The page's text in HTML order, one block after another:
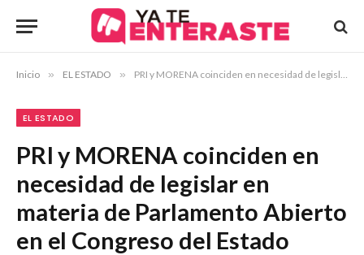
Inicio » EL ESTADO » PRI y MORENA coinciden en necesidad de legislar en materia de Parlamento Abierto en el Congreso del Estado
EL ESTADO
PRI y MORENA coinciden en
necesidad de legislar en
materia de Parlamento Abierto
en el Congreso del Estado